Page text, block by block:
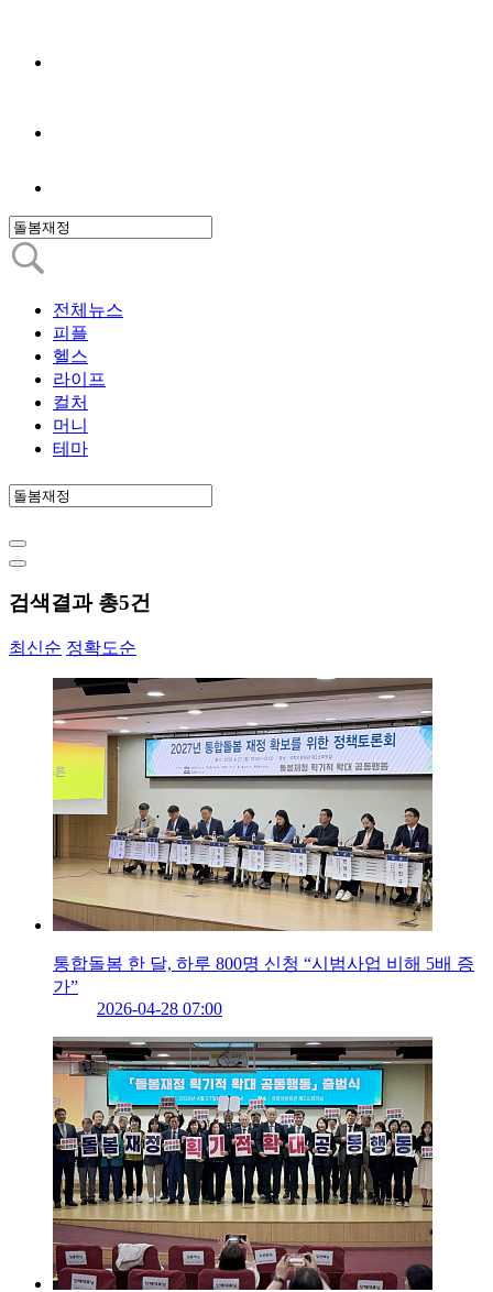
전체뉴스
피플
헬스
라이프
컬처
머니
테마
검색결과 총5건
최신순 정확도순
통합돌봄 한 달, 하루 800명 신청 “시범사업 비해 5배 증
가”
2026-04-28 07:00